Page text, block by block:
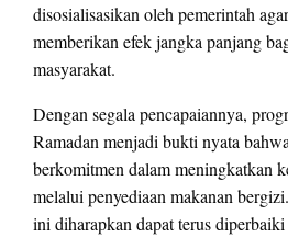
disosialisasikan oleh pemerintah
memberikan efek jangka panjang
masyarakat.
Dengan segala pencapaiannya,
Ramadan menjadi bukti nyata
berkomitmen dalam meningkatkan
melalui penyediaan makanan
ini diharapkan dapat terus